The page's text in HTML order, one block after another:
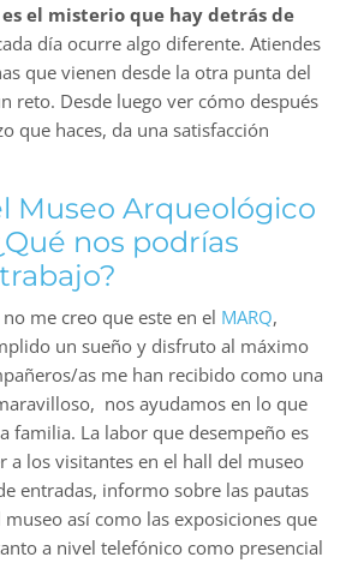
el misterio que hay detrás de
día ocurre algo diferente. Atiendes
que vienen desde la otra punta del
reto. Desde luego ver cómo después
que haces, da una satisfacción
Museo Arqueológico
nos podrías
me creo que este en el MARQ,
un sueño y disfruto al máximo
as me han recibido como una
nos ayudamos en lo que
familia. La labor que desempeño es
a los visitantes en el hall del museo
entradas, informo sobre las pautas
así como las exposiciones que
a nivel telefónico como presencial